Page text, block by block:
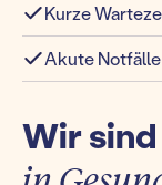
Kurze
Akute
Wir